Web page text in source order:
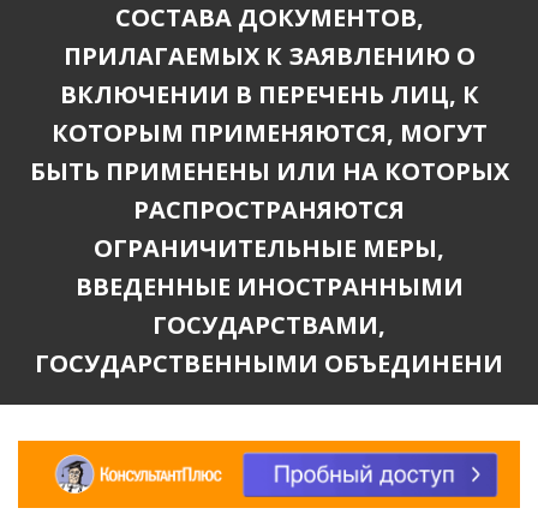
СОСТАВА ДОКУМЕНТОВ,
ПРИЛАГАЕМЫХ К ЗАЯВЛЕНИЮ О
ВКЛЮЧЕНИИ В ПЕРЕЧЕНЬ ЛИЦ, К
КОТОРЫМ ПРИМЕНЯЮТСЯ, МОГУТ
БЫТЬ ПРИМЕНЕНЫ ИЛИ НА КОТОРЫХ
РАСПРОСТРАНЯЮТСЯ
ОГРАНИЧИТЕЛЬНЫЕ МЕРЫ,
ВВЕДЕННЫЕ ИНОСТРАННЫМИ
ГОСУДАРСТВАМИ,
ГОСУДАРСТВЕННЫМИ ОБЪЕДИНЕНИ